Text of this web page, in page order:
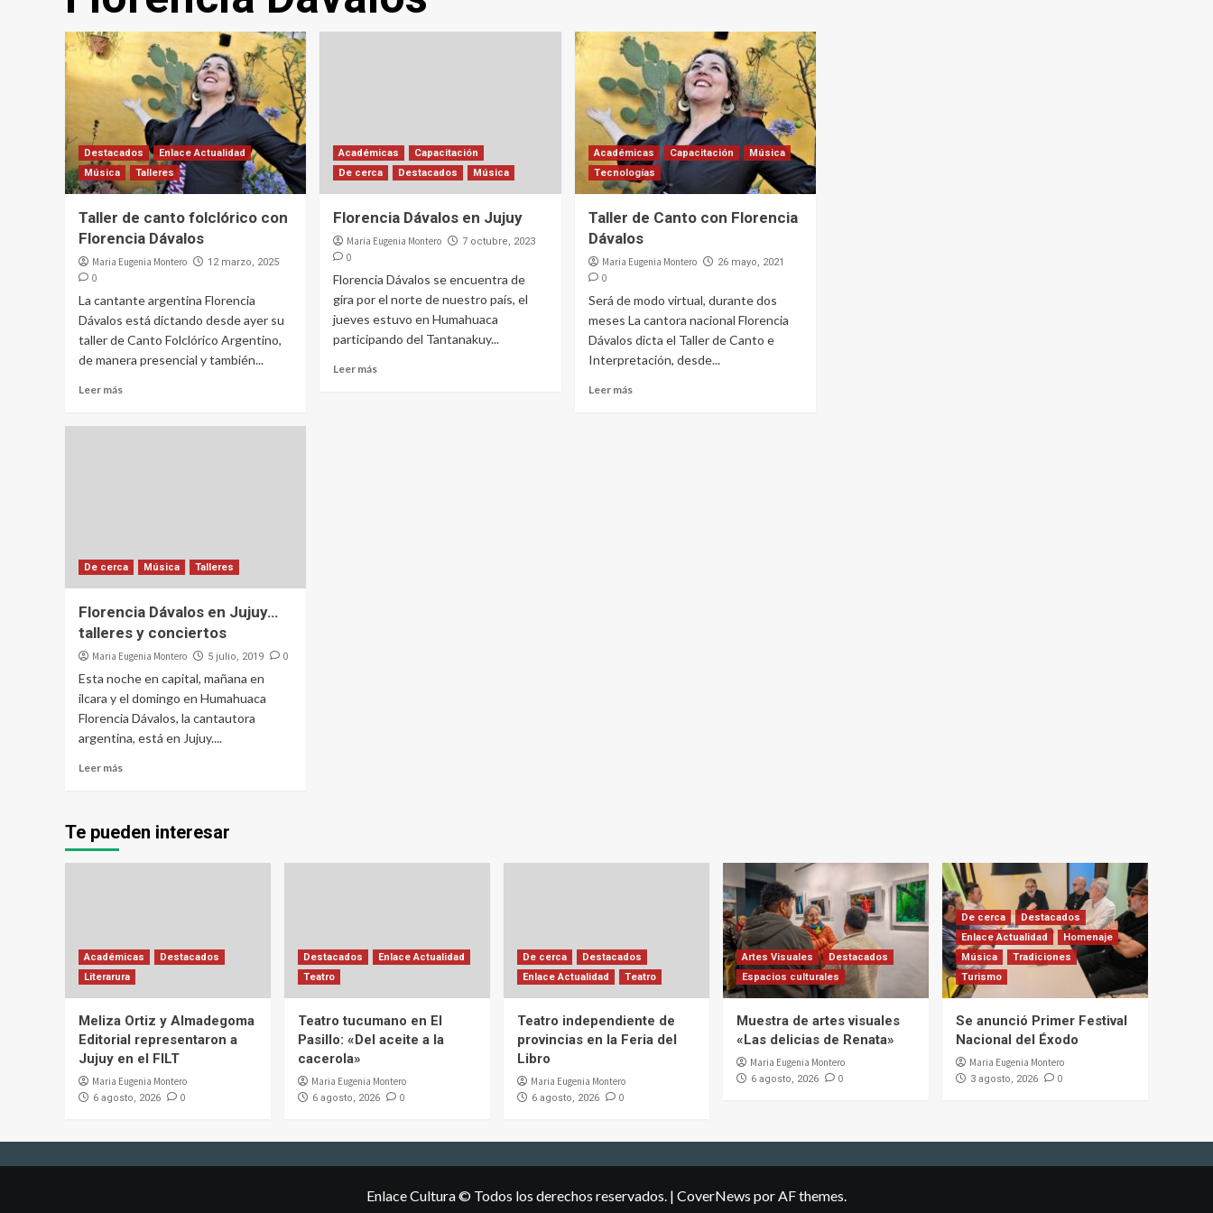
Destacados
Enlace Actualidad
Música
Talleres
Taller de canto folclórico con
Florencia Dávalos
Maria Eugenia Montero 12 marzo, 2025
0
La cantante argentina Florencia
Dávalos está dictando desde ayer su
taller de Canto Folclórico Argentino,
de manera presencial y también...
Leer más
Académicas
Capacitación
De cerca
Destacados Música
Florencia Dávalos en Jujuy
Maria Eugenia Montero 7 octubre, 2023
0
Florencia Dávalos se encuentra de
gira por el norte de nuestro país, el
jueves estuvo en Humahuaca
participando del Tantanakuy...
Leer más
Académicas Capacitación
Música
Tecnologías
Taller de Canto con Florencia
Dávalos
Maria Eugenia Montero 26 mayo, 2021
0
Será de modo virtual, durante dos
meses La cantora nacional Florencia
Dávalos dicta el Taller de Canto e
Interpretación, desde...
Leer más
De cerca Música Talleres
Florencia Dávalos en Jujuy…
talleres y conciertos
Maria Eugenia Montero 5 julio, 2019 0
Esta noche en capital, mañana en
ilcara y el domingo en Humahuaca
Florencia Dávalos, la cantautora
argentina, está en Jujuy....
Leer más
Te pueden interesar
Académicas
Destacados
Literarura
Meliza Ortiz y Almadegoma
Editorial representaron a
Jujuy en el FILT
Maria Eugenia Montero
6 agosto, 2026 0
Destacados
Enlace Actualidad
Teatro
Teatro tucumano en El
Pasillo: «Del aceite a la
cacerola»
Maria Eugenia Montero
6 agosto, 2026 0
De cerca
Destacados
Enlace Actualidad
Teatro
Teatro independiente de
provincias en la Feria del
Libro
Maria Eugenia Montero
6 agosto, 2026 0
Artes Visuales
Destacados
Espacios culturales
Muestra de artes visuales
«Las delicias de Renata»
Maria Eugenia Montero
6 agosto, 2026 0
De cerca
Destacados
Enlace Actualidad
Homenaje
Música
Tradiciones
Turismo
Se anunció Primer Festival
Nacional del Éxodo
Maria Eugenia Montero
3 agosto, 2026 0
Enlace Cultura © Todos los derechos reservados. | CoverNews por AF themes.